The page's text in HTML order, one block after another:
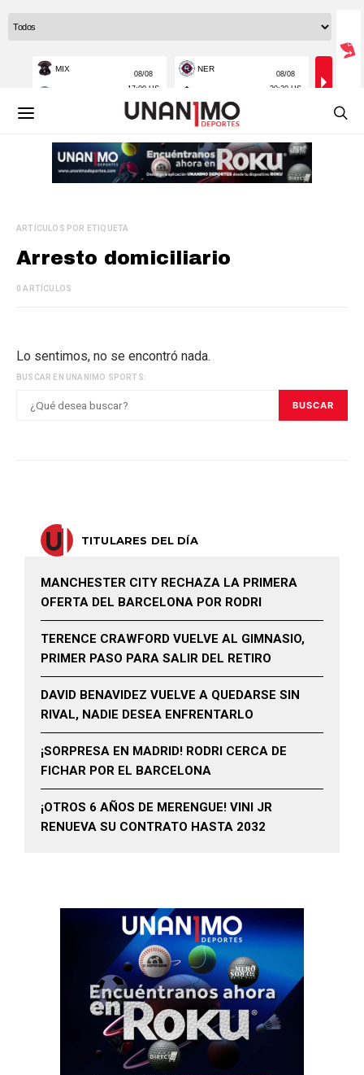
ARTÍCULOS POR ETIQUETA
Arresto domiciliario
0 ARTÍCULOS
Lo sentimos, no se encontró nada.
BUSCAR EN UNANIMO SPORTS:
BUSCAR
TITULARES DEL DÍA
MANCHESTER CITY RECHAZA LA PRIMERA
OFERTA DEL BARCELONA POR RODRI
TERENCE CRAWFORD VUELVE AL GIMNASIO,
PRIMER PASO PARA SALIR DEL RETIRO
DAVID BENAVIDEZ VUELVE A QUEDARSE SIN
RIVAL, NADIE DESEA ENFRENTARLO
¡SORPRESA EN MADRID! RODRI CERCA DE
FICHAR POR EL BARCELONA
¡OTROS 6 AÑOS DE MERENGUE! VINI JR
RENUEVA SU CONTRATO HASTA 2032